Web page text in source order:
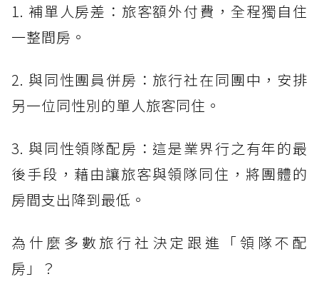
1. 補單人房差：旅客額外付費，全程獨自住
一整間房。
2. 與同性團員併房：旅行社在同團中，安排
另一位同性別的單人旅客同住。
3. 與同性領隊配房：這是業界行之有年的最
後手段，藉由讓旅客與領隊同住，將團體的
房間支出降到最低。
為什麼多數旅行社決定跟進「領隊不配
房」？